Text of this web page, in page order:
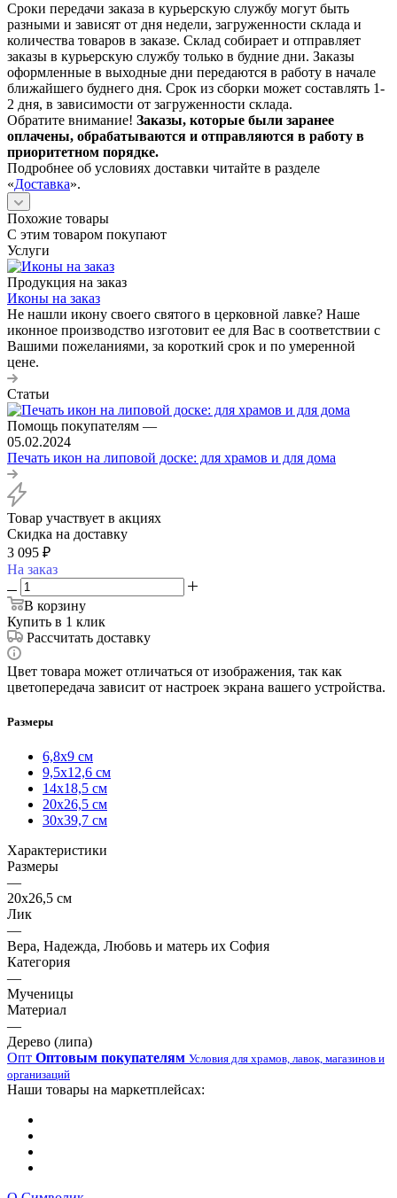
Сроки передачи заказа в курьерскую службу могут быть
разными и зависят от дня недели, загруженности склада и
количества товаров в заказе. Склад собирает и отправляет
заказы в курьерскую службу только в будние дни. Заказы
оформленные в выходные дни передаются в работу в начале
ближайшего буднего дня. Срок из сборки может составлять 1-
2 дня, в зависимости от загруженности склада.
Обратите внимание! Заказы, которые были заранее
оплачены, обрабатываются и отправляются в работу в
приоритетном порядке.
Подробнее об условиях доставки читайте в разделе
«Доставка».
Похожие товары
С этим товаром покупают
Услуги
Продукция на заказ
Иконы на заказ
Не нашли икону своего святого в церковной лавке? Наше
иконное производство изготовит ее для Вас в соответствии с
Вашими пожеланиями, за короткий срок и по умеренной
цене.
Статьи
Помощь покупателям —
05.02.2024
Печать икон на липовой доске: для храмов и для дома
Товар участвует в акциях
Скидка на доставку
3 095 ₽
На заказ
В корзину
Купить в 1 клик
Рассчитать доставку
Цвет товара может отличаться от изображения, так как
цветопередача зависит от настроек экрана вашего устройства.
Размеры
6,8х9 см
9,5х12,6 см
14х18,5 см
20х26,5 см
30х39,7 см
Характеристики
Размеры
—
20х26,5 см
Лик
—
Вера, Надежда, Любовь и матерь их София
Категория
—
Мученицы
Материал
—
Дерево (липа)
Опт Оптовым покупателям Условия для храмов, лавок, магазинов и
организаций
Наши товары на маркетплейсах: